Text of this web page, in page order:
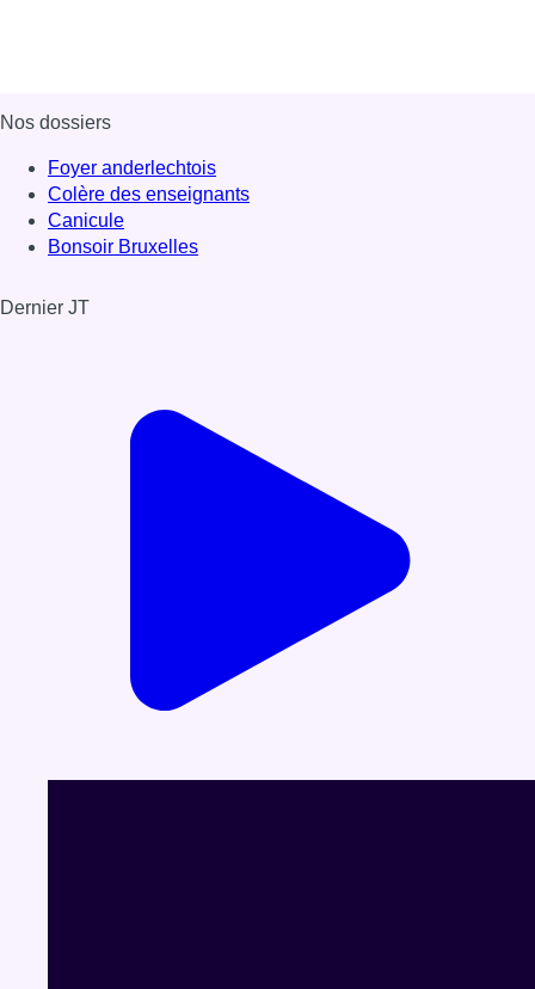
Nos dossiers
Foyer anderlechtois
Colère des enseignants
Canicule
Bonsoir Bruxelles
Dernier JT